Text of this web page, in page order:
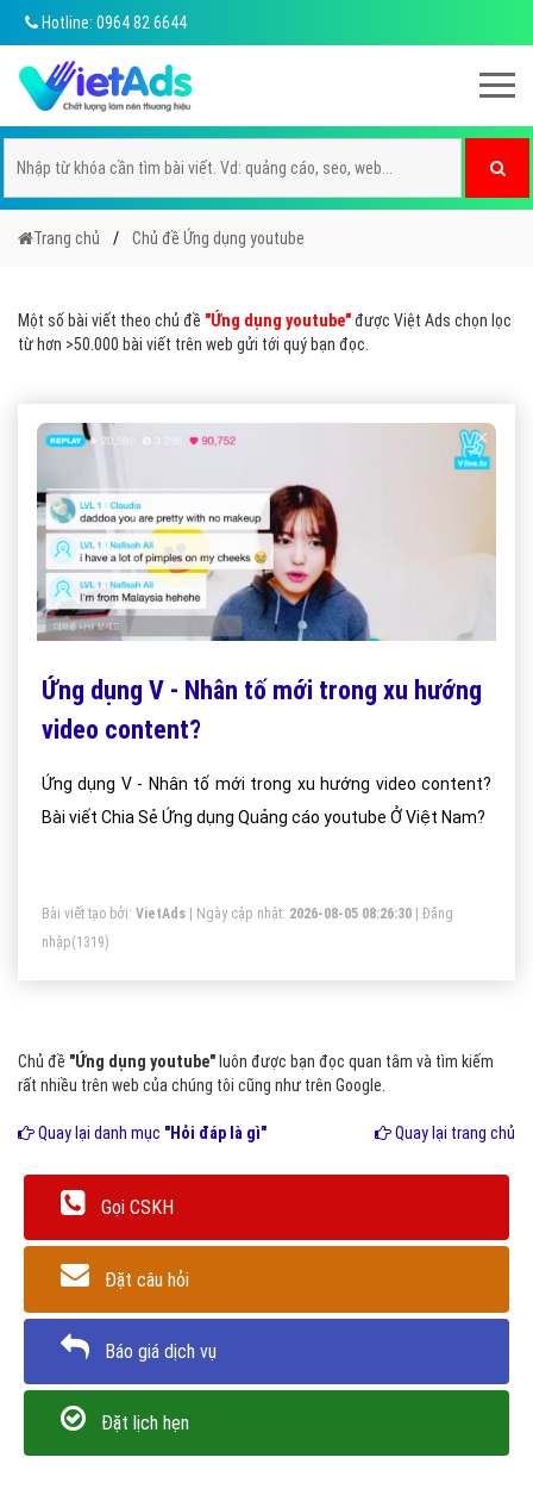
Hotline: 0964 82 6644
Trang chủ Chủ đề Ứng dụng youtube
Một số bài viết theo chủ đề "Ứng dụng youtube"được Việt Ads chọn lọc
từ hơn >50.000 bài viết trên web gửi tới quý bạn đọc.
Ứng dụng V - Nhân tố mới trong xu hướng
video content?
Ứng dụng V - Nhân tố mới trong xu hướng video content?
Bài viết Chia Sẻ Ứng dụng Quảng cáo youtube Ở Việt Nam?
Bài viết tạo bởi: VietAds | Ngày cập nhật: 2026-08-05 08:26:30
Đăng
nhập(1319)
Chủ đề "Ứng dụng youtube" luôn được bạn đọc quan tâm và tìm kiếm
rất nhiều trên web của chúng tôi cũng như trên Google.
Quay lại danh mục "Hỏi đáp là gì" Quay lại trang chủ
Gọi CSKH
Đặt câu hỏi
Báo giá dịch vụ
Đặt lịch hẹn